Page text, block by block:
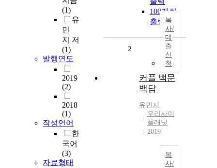
(1)
유
민
지 저
(1)
발행연도
2019
(2)
2018
(1)
작성언어
한
국어
(3)
자료형태
100개씩
출력
복
사/
대
출
신
청
2
커플 백문
백답
유민지
우리사이
플래닛
2019
복
사/